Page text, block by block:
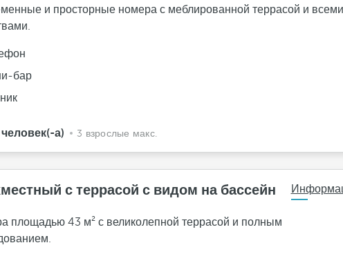
и просторные номера с меблированной террасой и всеми
бар
а) 3 взрослые макс.
с террасой с видом на бассейн
площадью 43 м² с великолепной террасой и полным